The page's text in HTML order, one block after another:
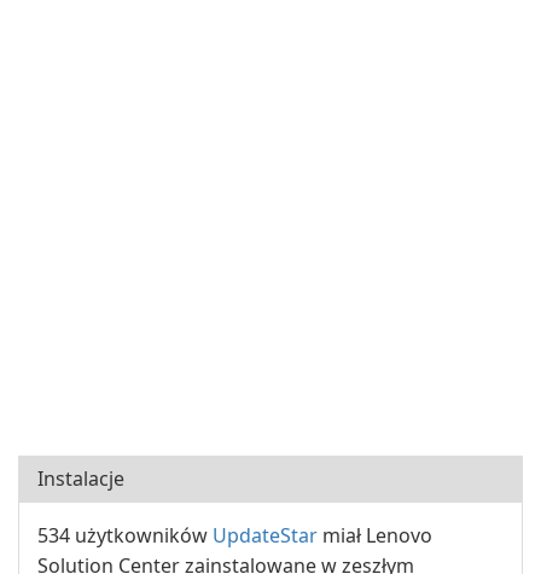
Instalacje
534 użytkowników UpdateStar miał Lenovo
Solution Center zainstalowane w zeszłym